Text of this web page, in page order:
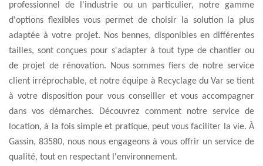
professionnel de l'industrie ou un particulier, notre gamme
d'options flexibles vous permet de choisir la solution la plus
adaptée à votre projet. Nos bennes, disponibles en différentes
tailles, sont conçues pour s'adapter à tout type de chantier ou
de projet de rénovation. Nous sommes fiers de notre service
client irréprochable, et notre équipe à Recyclage du Var se tient
à votre disposition pour vous conseiller et vous accompagner
dans vos démarches. Découvrez comment notre service de
location, à la fois simple et pratique, peut vous faciliter la vie. À
Gassin, 83580, nous nous engageons à vous offrir un service de
qualité, tout en respectant l'environnement.